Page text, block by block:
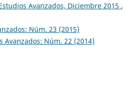
Avanzados, Diciembre 2015 ,
Núm. 23 (2015)
Avanzados: Núm. 22 (2014)